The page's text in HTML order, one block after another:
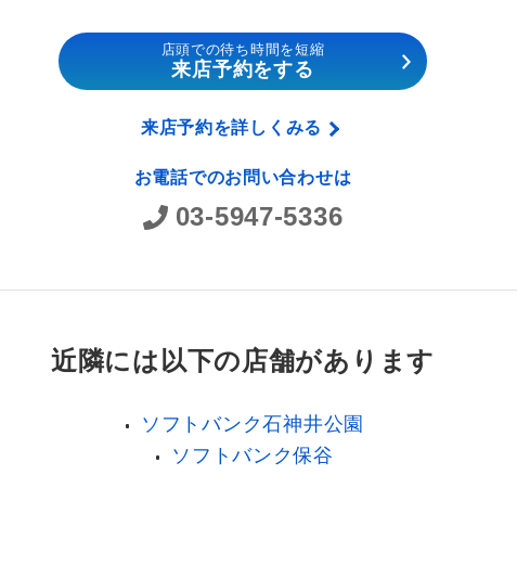
店頭での待ち時間を短縮
来店予約をする
来店予約を詳しくみる
お電話でのお問い合わせは
03-5947-5336
近隣には以下の店舗があります
ソフトバンク石神井公園
ソフトバンク保谷